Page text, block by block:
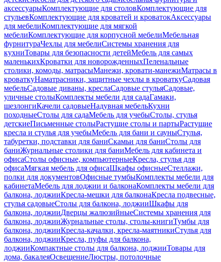
аксессуарыКомплектующие для столовКомплектующие для
стульевКомплектующие для кроватей и кроватокАксессуары
для мебелиКомплектующие для мягкой
мебелиКомплектующие для корпусной мебелиМебельная
фурнитураЧехлы для мебелиСистемы хранения для
кухниТовары для безопасности детейМебель для самых
маленькихКроватки для новорожденныхПеленальные
столики, комоды, матрасыМанежи, кровати-манежиМатрасы в
кроваткуНаматрасники, защитные чехлы в кроваткуСадовая
мебельСадовые диваны, креслаСадовые стульяСадовые,
уличные столыКомплекты мебели для садаГамаки,
шезлонгиКачели садовыеНадувная мебельКухни
походныеСтолы для садаМебель для учебыСтолы, стулья
детскиеПисьменные столыРастущие столы и партыРастущие
кресла и стулья для учебыМебель для бани и сауныСтулья,
табуретки, подставки для баниСкамьи для баниСтолы для
баниЖурнальные столики для баниМебель для кабинета и
офисаСтолы офисные, компьютерныеКресла, стулья для
офисаМягкая мебель для офисаШкафы офисныеСтеллажи,
полки для документовОфисные тумбыКомплекты мебели для
кабинетаМебель для лоджии и балконаКомплекты мебели для
балкона, лоджииКресла-мешки для балконаКресла подвесные,
стулья садовыеСтолы для балкона, лоджииШкафы для
балкона, лоджииДверцы жалюзийныеСистемы хранения для
балкона, лоджииЖурнальные столы, столы-книгиТумбы для
балкона, лоджииКресла-качалки, кресла-маятникиСтулья для
балкона, лоджииКресла, пуфы для балкона,
лоджииКомпактные столы для балкона, лоджииТовары для
дома, бакалеяОсвещениеЛюстры, потолочные